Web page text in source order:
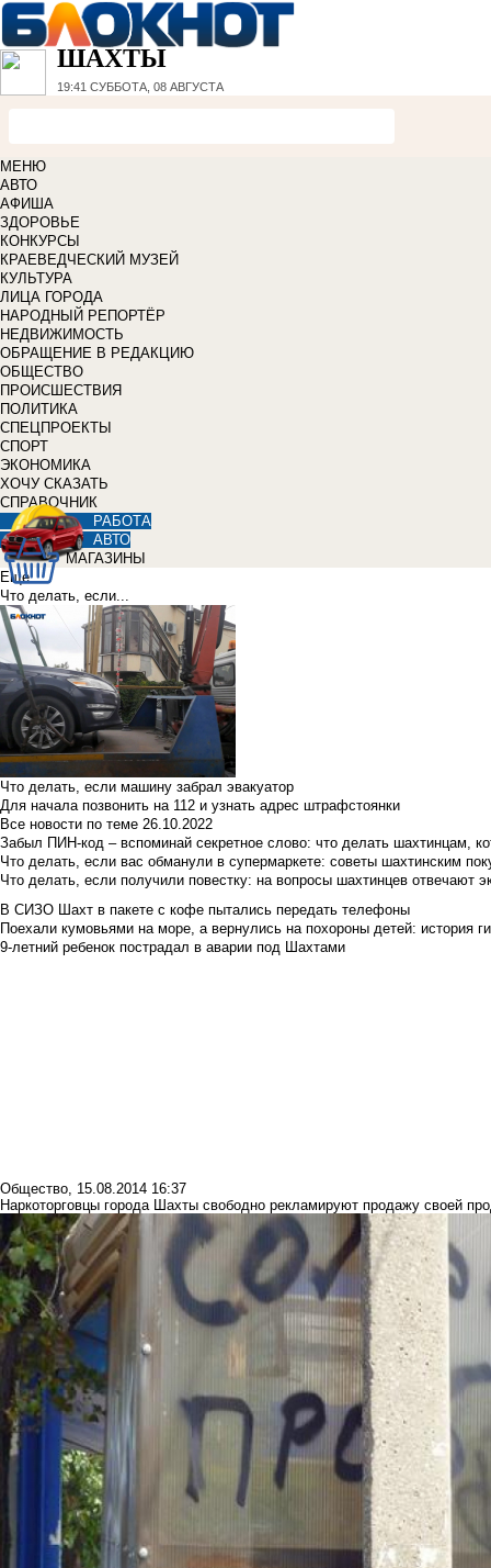
ШАХТЫ
19:41 СУББОТА, 08 АВГУСТА
МЕНЮ
АВТО
АФИША
ЗДОРОВЬЕ
КОНКУРСЫ
КРАЕВЕДЧЕСКИЙ МУЗЕЙ
КУЛЬТУРА
ЛИЦА ГОРОДА
НАРОДНЫЙ РЕПОРТЁР
НЕДВИЖИМОСТЬ
ОБРАЩЕНИЕ В РЕДАКЦИЮ
ОБЩЕСТВО
ПРОИСШЕСТВИЯ
ПОЛИТИКА
СПЕЦПРОЕКТЫ
СПОРТ
ЭКОНОМИКА
ХОЧУ СКАЗАТЬ
СПРАВОЧНИК
РАБОТА
АВТО
МАГАЗИНЫ
Еще
Что делать, если...
Что делать, если машину забрал эвакуатор
Для начала позвонить на 112 и узнать адрес штрафстоянки
Все новости по теме 26.10.2022
Забыл ПИН-код – вспоминай секретное слово: что делать шахтинцам,
Что делать, если вас обманули в супермаркете: советы шахтинским
Что делать, если получили повестку: на вопросы шахтинцев отвечают
В СИЗО Шахт в пакете с кофе пытались передать телефоны
Поехали кумовьями на море, а вернулись на похороны детей: история
9-летний ребенок пострадал в аварии под Шахтами
Общество, 15.08.2014 16:37
Наркоторговцы города Шахты свободно рекламируют продажу своей